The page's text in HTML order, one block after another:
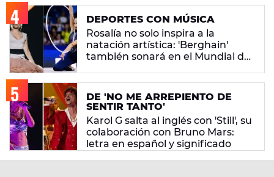
DEPORTES CON MÚSICA
Rosalía no solo inspira a la
natación artística: 'Berghain'
también sonará en el Mundial de
DE 'NO ME ARREPIENTO DE
SENTIR TANTO'
Karol G salta al inglés con 'Still', su
colaboración con Bruno Mars:
letra en español y significado